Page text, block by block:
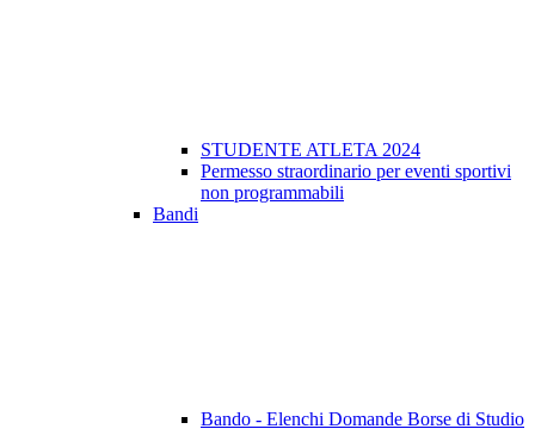
STUDENTE ATLETA 2024
Permesso straordinario per eventi sportivi
non programmabili
Bandi
Bando - Elenchi Domande Borse di Studio